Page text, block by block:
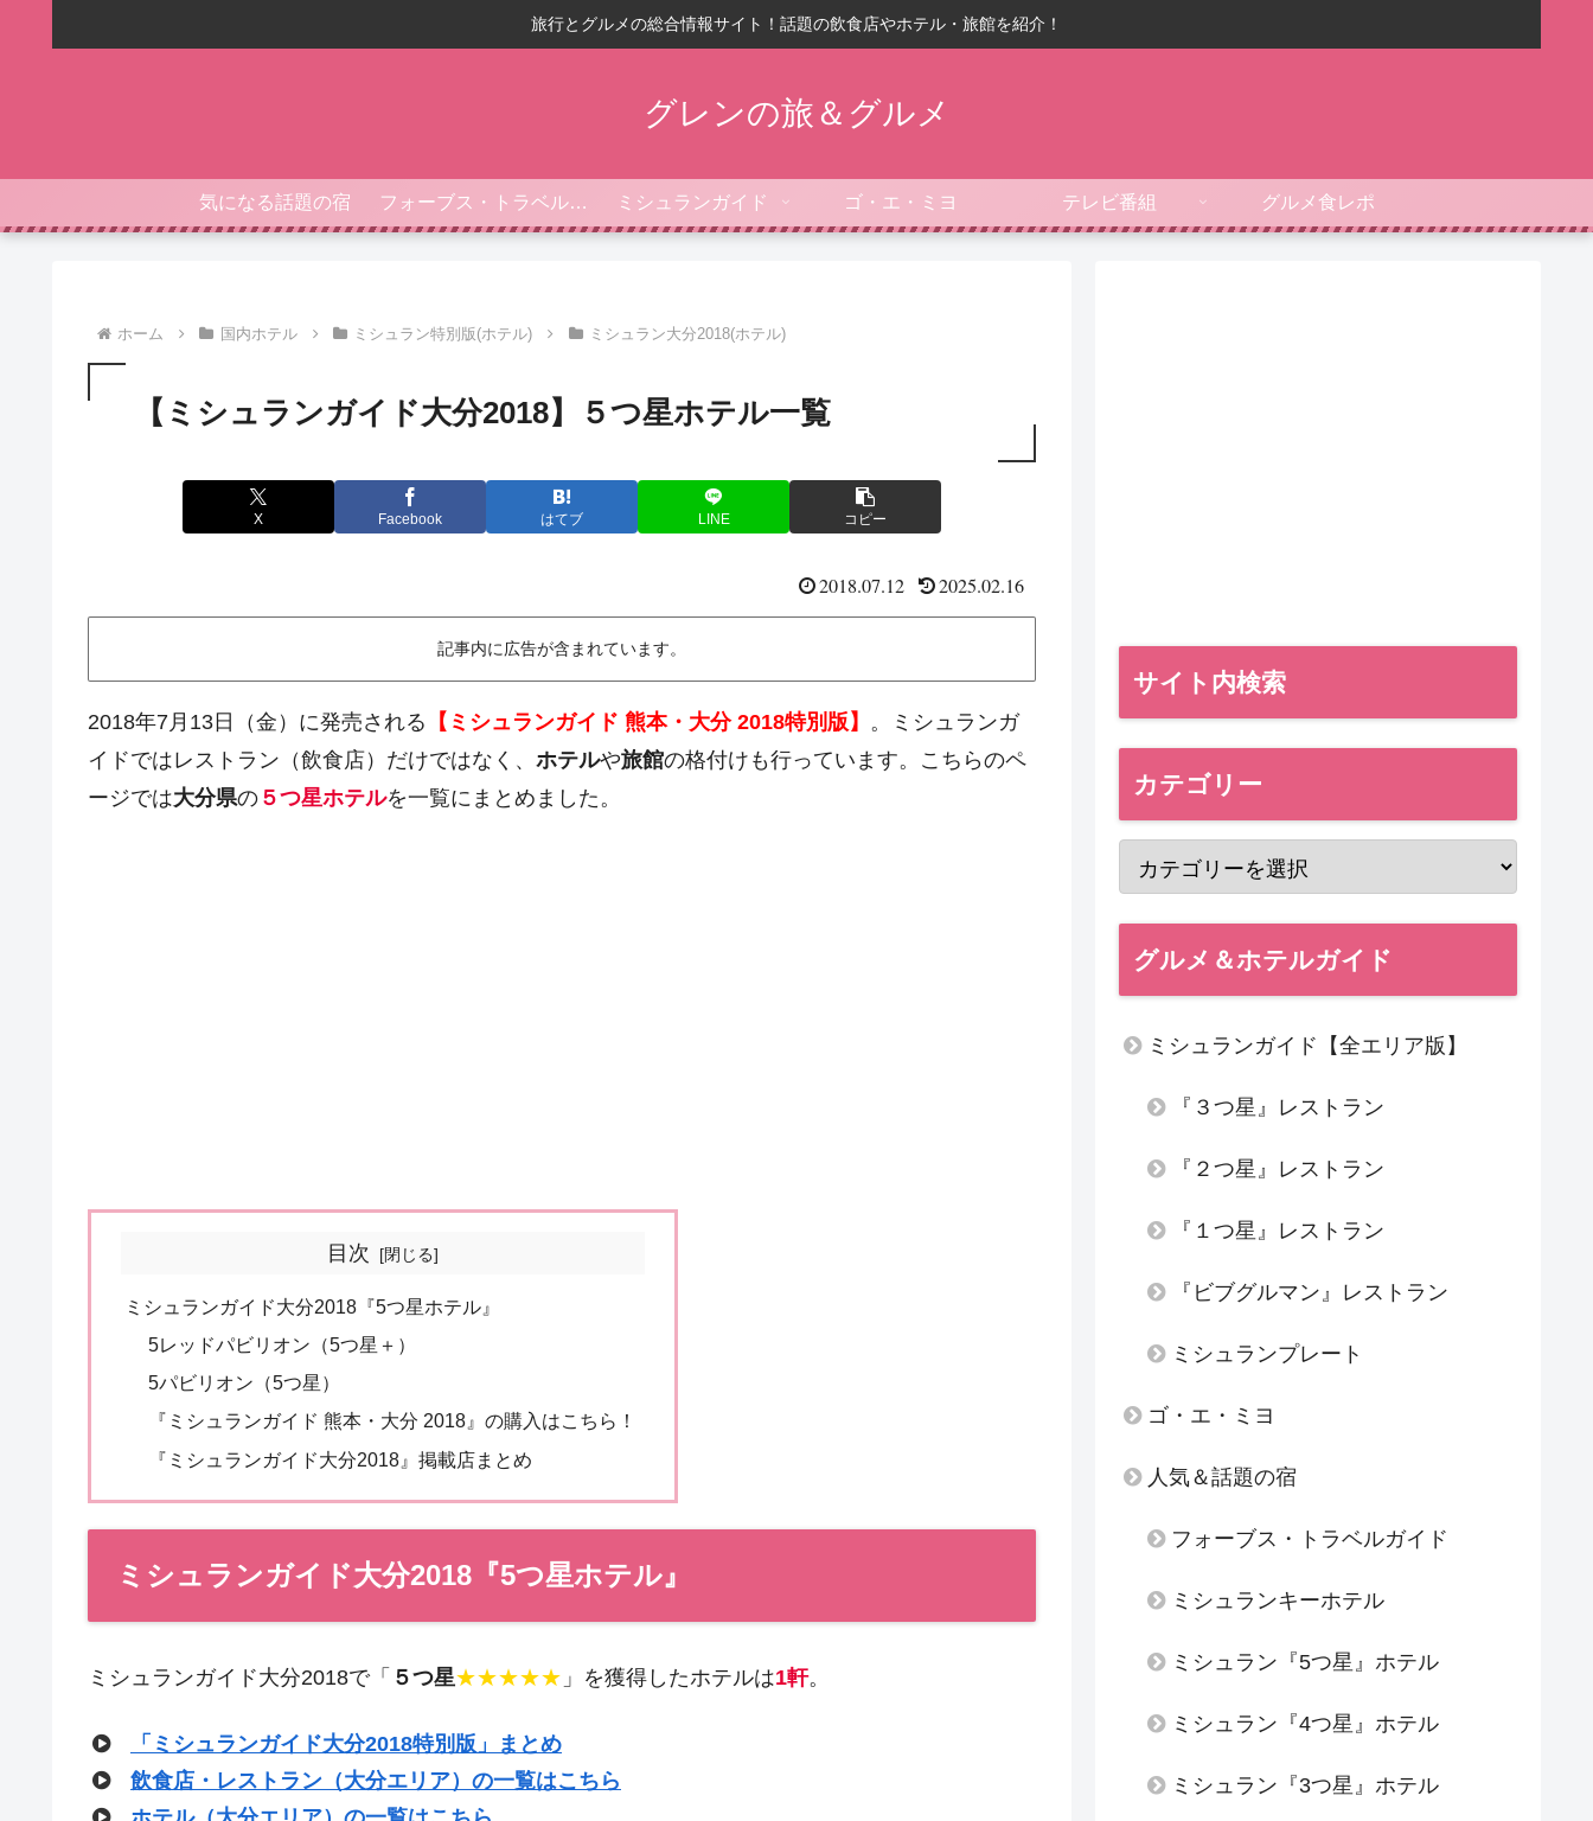
旅行とグルメの総合情報サイト！話題の飲食店やホテル・旅館を紹介！
グレンの旅＆グルメ
気になる話題の宿 フォーブス・トラベルガイド ミシュランガイド ゴ・エ・ミヨ テレビ番組 グルメ食レポ
ホーム 国内ホテル ミシュラン特別版(ホテル) ミシュラン大分2018(ホテル)
【ミシュランガイド大分2018】５つ星ホテル一覧
X Facebook はてブ LINE コピー
2018.07.12 2025.02.16
記事内に広告が含まれています。
2018年7月13日（金）に発売される 【ミシュランガイド 熊本・大分 2018特別版】 。ミシュランガ
イドではレストラン（飲食店）だけではなく、 ホテルや旅館の格付けも行っています。こちらのペ
ージでは大分県の ５つ星ホテルを一覧にまとめました。
目次
ミシュランガイド大分2018『5つ星ホテル』
5レッドパビリオン（5つ星＋）
5パビリオン（5つ星）
『ミシュランガイド 熊本・大分 2018』の購入はこちら！
『ミシュランガイド大分2018』掲載店まとめ
ミシュランガイド大分2018『5つ星ホテル』
ミシュランガイド大分2018で「 ５つ星★★★★★ 」を獲得したホテルは1軒。
「ミシュランガイド大分2018特別版」まとめ
飲食店・レストラン（大分エリア）の一覧はこちら
サイト内検索
カテゴリー
グルメ＆ホテルガイド
ミシュランガイド【全エリア版】
『３つ星』レストラン
『２つ星』レストラン
『１つ星』レストラン
『ビブグルマン』レストラン
ミシュランプレート
ゴ・エ・ミヨ
人気＆話題の宿
フォーブス・トラベルガイド
ミシュランキーホテル
ミシュラン『5つ星』ホテル
ミシュラン『4つ星』ホテル
ミシュラン『3つ星』ホテル